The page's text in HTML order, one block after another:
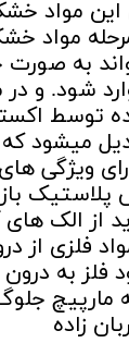
مواد
به
شود. و در
توسط
می­شود که
ویژگی
از الک
فلزی از
فلز به
زاده